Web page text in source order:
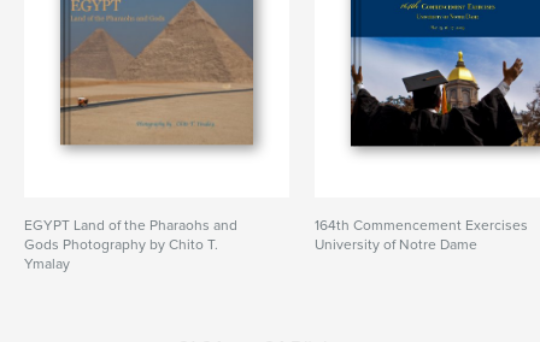
EGYPT Land of the Pharaohs and
Gods Photography by Chito T.
Ymalay
164th Commencement Exercises
University of Notre Dame